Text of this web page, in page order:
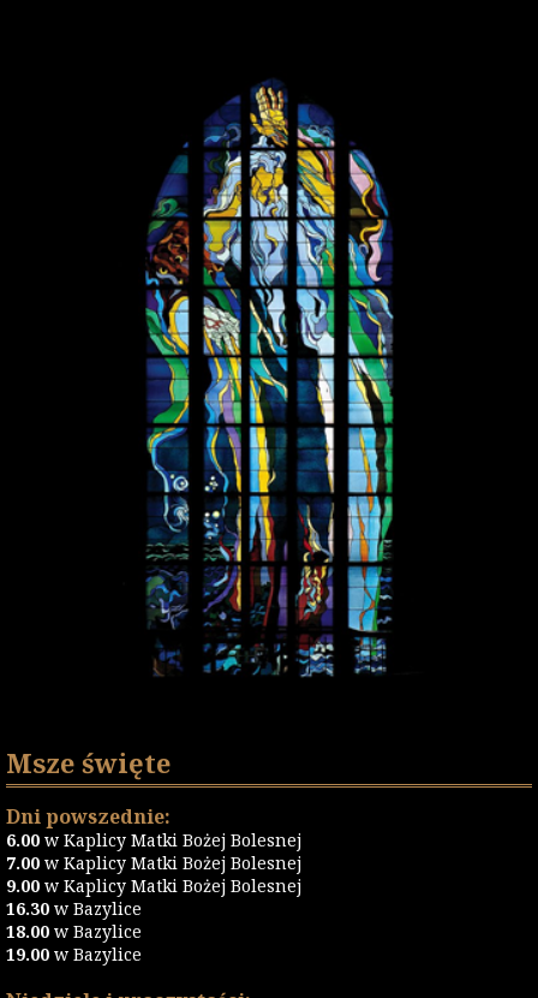
Msze święte
Dni powszednie:
6.00 w Kaplicy Matki Bożej Bolesnej
7.00 w Kaplicy Matki Bożej Bolesnej
9.00 w Kaplicy Matki Bożej Bolesnej
16.30 w Bazylice
18.00 w Bazylice
19.00 w Bazylice